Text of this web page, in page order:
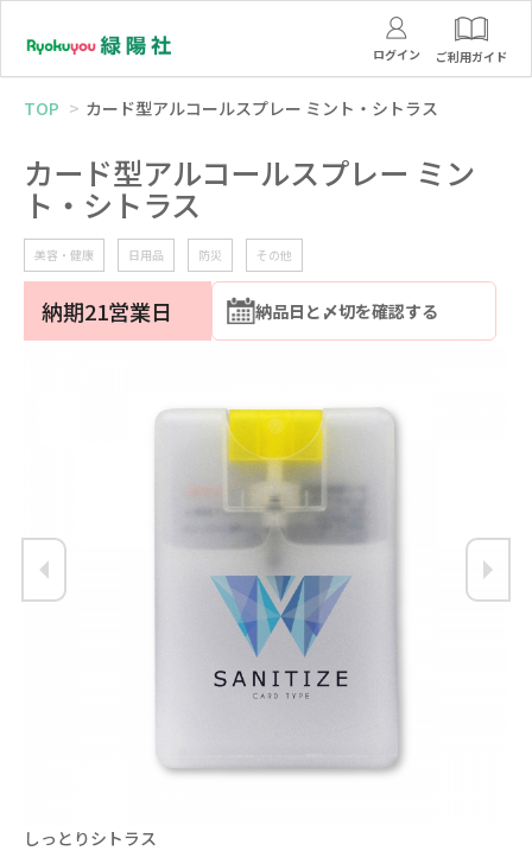
ログイン ご利用ガイド
TOP カード型アルコールスプレー ミント・シトラス
カード型アルコールスプレー ミン
ト・シトラス
美容・健康 日用品 防災 その他
納期21営業日 納品日と〆切を確認する
しっとりシトラス